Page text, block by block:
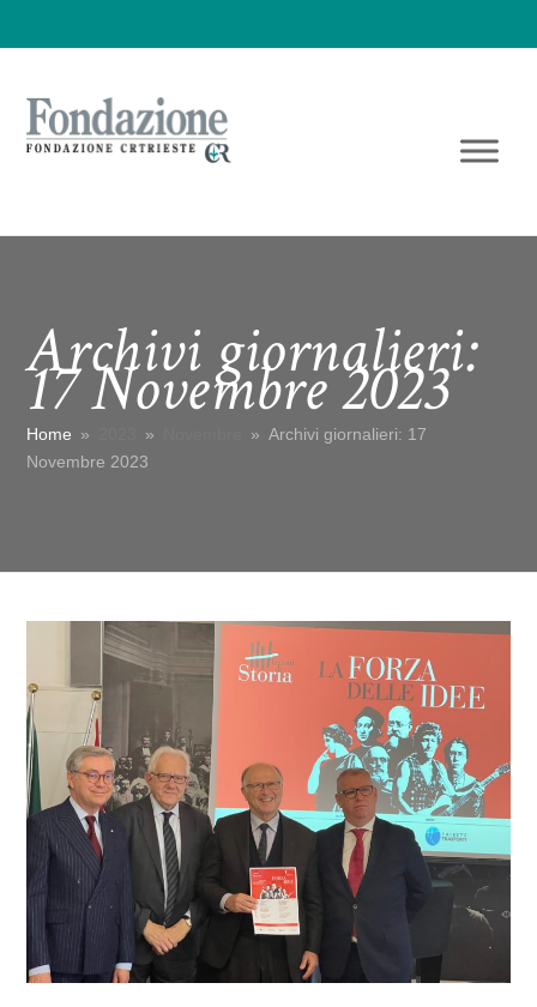
Archivi giornalieri:
17 Novembre 2023
Home » » » Archivi giornalieri: 17
Novembre 2023